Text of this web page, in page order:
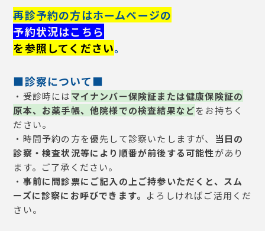
再診予約の方はホームページの
予約状況はこちら
を参照してください。
■診察について■
・受診時にはマイナンバー保険証または健康保険証の
原本、お薬手帳、他院様での検査結果などをお持ちく
ださい。
・時間予約の方を優先して診察いたしますが、
当日の
診察・検査状況等により順番が前後する可能性があり
ます。ご了承ください。
・ 事前に問診票にご記入の上ご持参いただくと、スム
ーズに診察にお呼びできます。 よろしければご活用くだ
さい。